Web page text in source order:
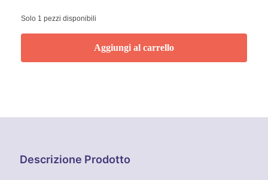
Solo 1 pezzi disponibili
Aggiungi al carrello
Descrizione Prodotto